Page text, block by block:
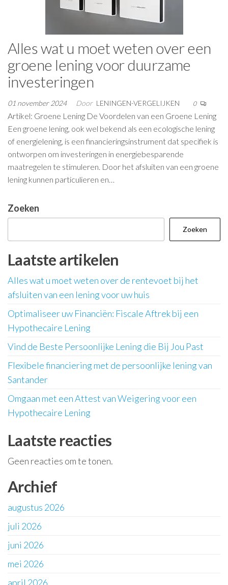
Alles wat u moet weten over een
groene lening voor duurzame
investeringen
01 november 2024 Door LENINGEN-VERGELIJKEN 0
Artikel: Groene Lening De Voordelen van een Groene Lening
Een groene lening, ook wel bekend als een ecologische lening
of energielening, is een financieringsinstrument dat specifiek is
ontworpen om investeringen in energiebesparende
maatregelen te stimuleren. Door het afsluiten van een groene
lening kunnen particulieren en…
Zoeken
Zoeken
Laatste artikelen
Alles wat u moet weten over de rentevoet bij het
afsluiten van een lening voor uw huis
Optimaliseer uw Financiën: Fiscale Aftrek bij een
Hypothecaire Lening
Vind de Beste Persoonlijke Lening die Bij Jou Past
Flexibele financiering met de persoonlijke lening van
Santander
Omgaan met een Attest van Weigering voor een
Hypothecaire Lening
Laatste reacties
Geen reacties om te tonen.
Archief
augustus 2026
juli 2026
juni 2026
mei 2026
april 2026